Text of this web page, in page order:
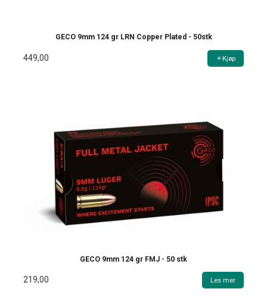
GECO 9mm 124 gr LRN Copper Plated - 50stk
449,00 Kjøp
GECO 9mm 124 gr FMJ - 50 stk
219,00 Les mer